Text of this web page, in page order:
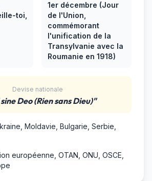
toi,
1er décembre (Jour
de l'Union,
commémorant
l'unification de la
Transylvanie avec la
Roumanie en 1918)
Devise nationale
Deo (Rien sans Dieu)"
Moldavie, Bulgarie, Serbie,
européenne, OTAN, ONU, OSCE,